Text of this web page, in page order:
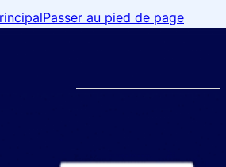
Passer au pied de page